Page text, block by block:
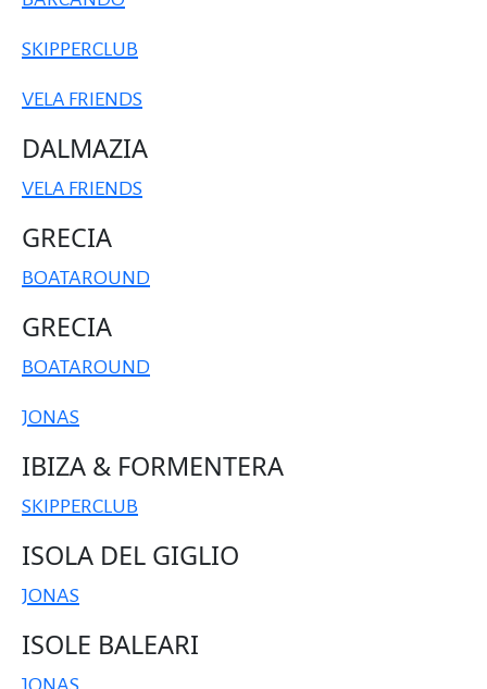
SKIPPERCLUB
VELA FRIENDS
DALMAZIA
VELA FRIENDS
GRECIA
BOATAROUND
GRECIA
BOATAROUND
JONAS
IBIZA & FORMENTERA
SKIPPERCLUB
ISOLA DEL GIGLIO
JONAS
ISOLE BALEARI